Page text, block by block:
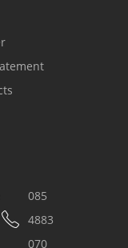
085
4883
070